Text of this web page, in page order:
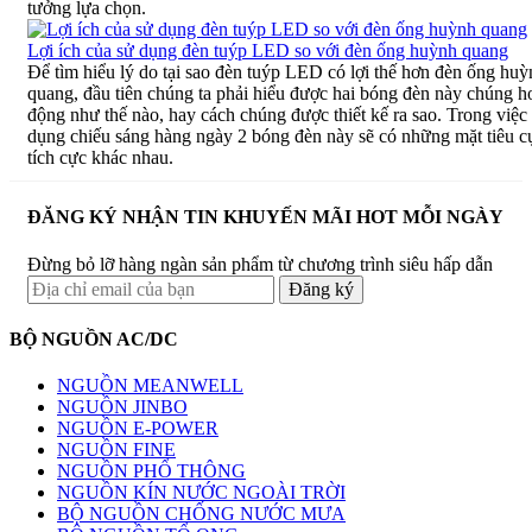
tưởng lựa chọn.
Lợi ích của sử dụng đèn tuýp LED so với đèn ống huỳnh quang
Để tìm hiểu lý do tại sao đèn tuýp LED có lợi thế hơn đèn ống
quang, đầu tiên chúng ta phải hiểu được hai bóng đèn này chúng
động như thế nào, hay cách chúng được thiết kế ra sao. Trong việc
dụng chiếu sáng hàng ngày 2 bóng đèn này sẽ có những mặt tiêu
tích cực khác nhau.
ĐĂNG KÝ NHẬN TIN KHUYẾN MÃI HOT MỖI NGÀY
Đừng bỏ lỡ hàng ngàn sản phẩm từ chương trình siêu hấp dẫn
BỘ NGUỒN AC/DC
NGUỒN MEANWELL
NGUỒN JINBO
NGUỒN E-POWER
NGUỒN FINE
NGUỒN PHỔ THÔNG
NGUỒN KÍN NƯỚC NGOÀI TRỜI
BỘ NGUỒN CHỐNG NƯỚC MƯA